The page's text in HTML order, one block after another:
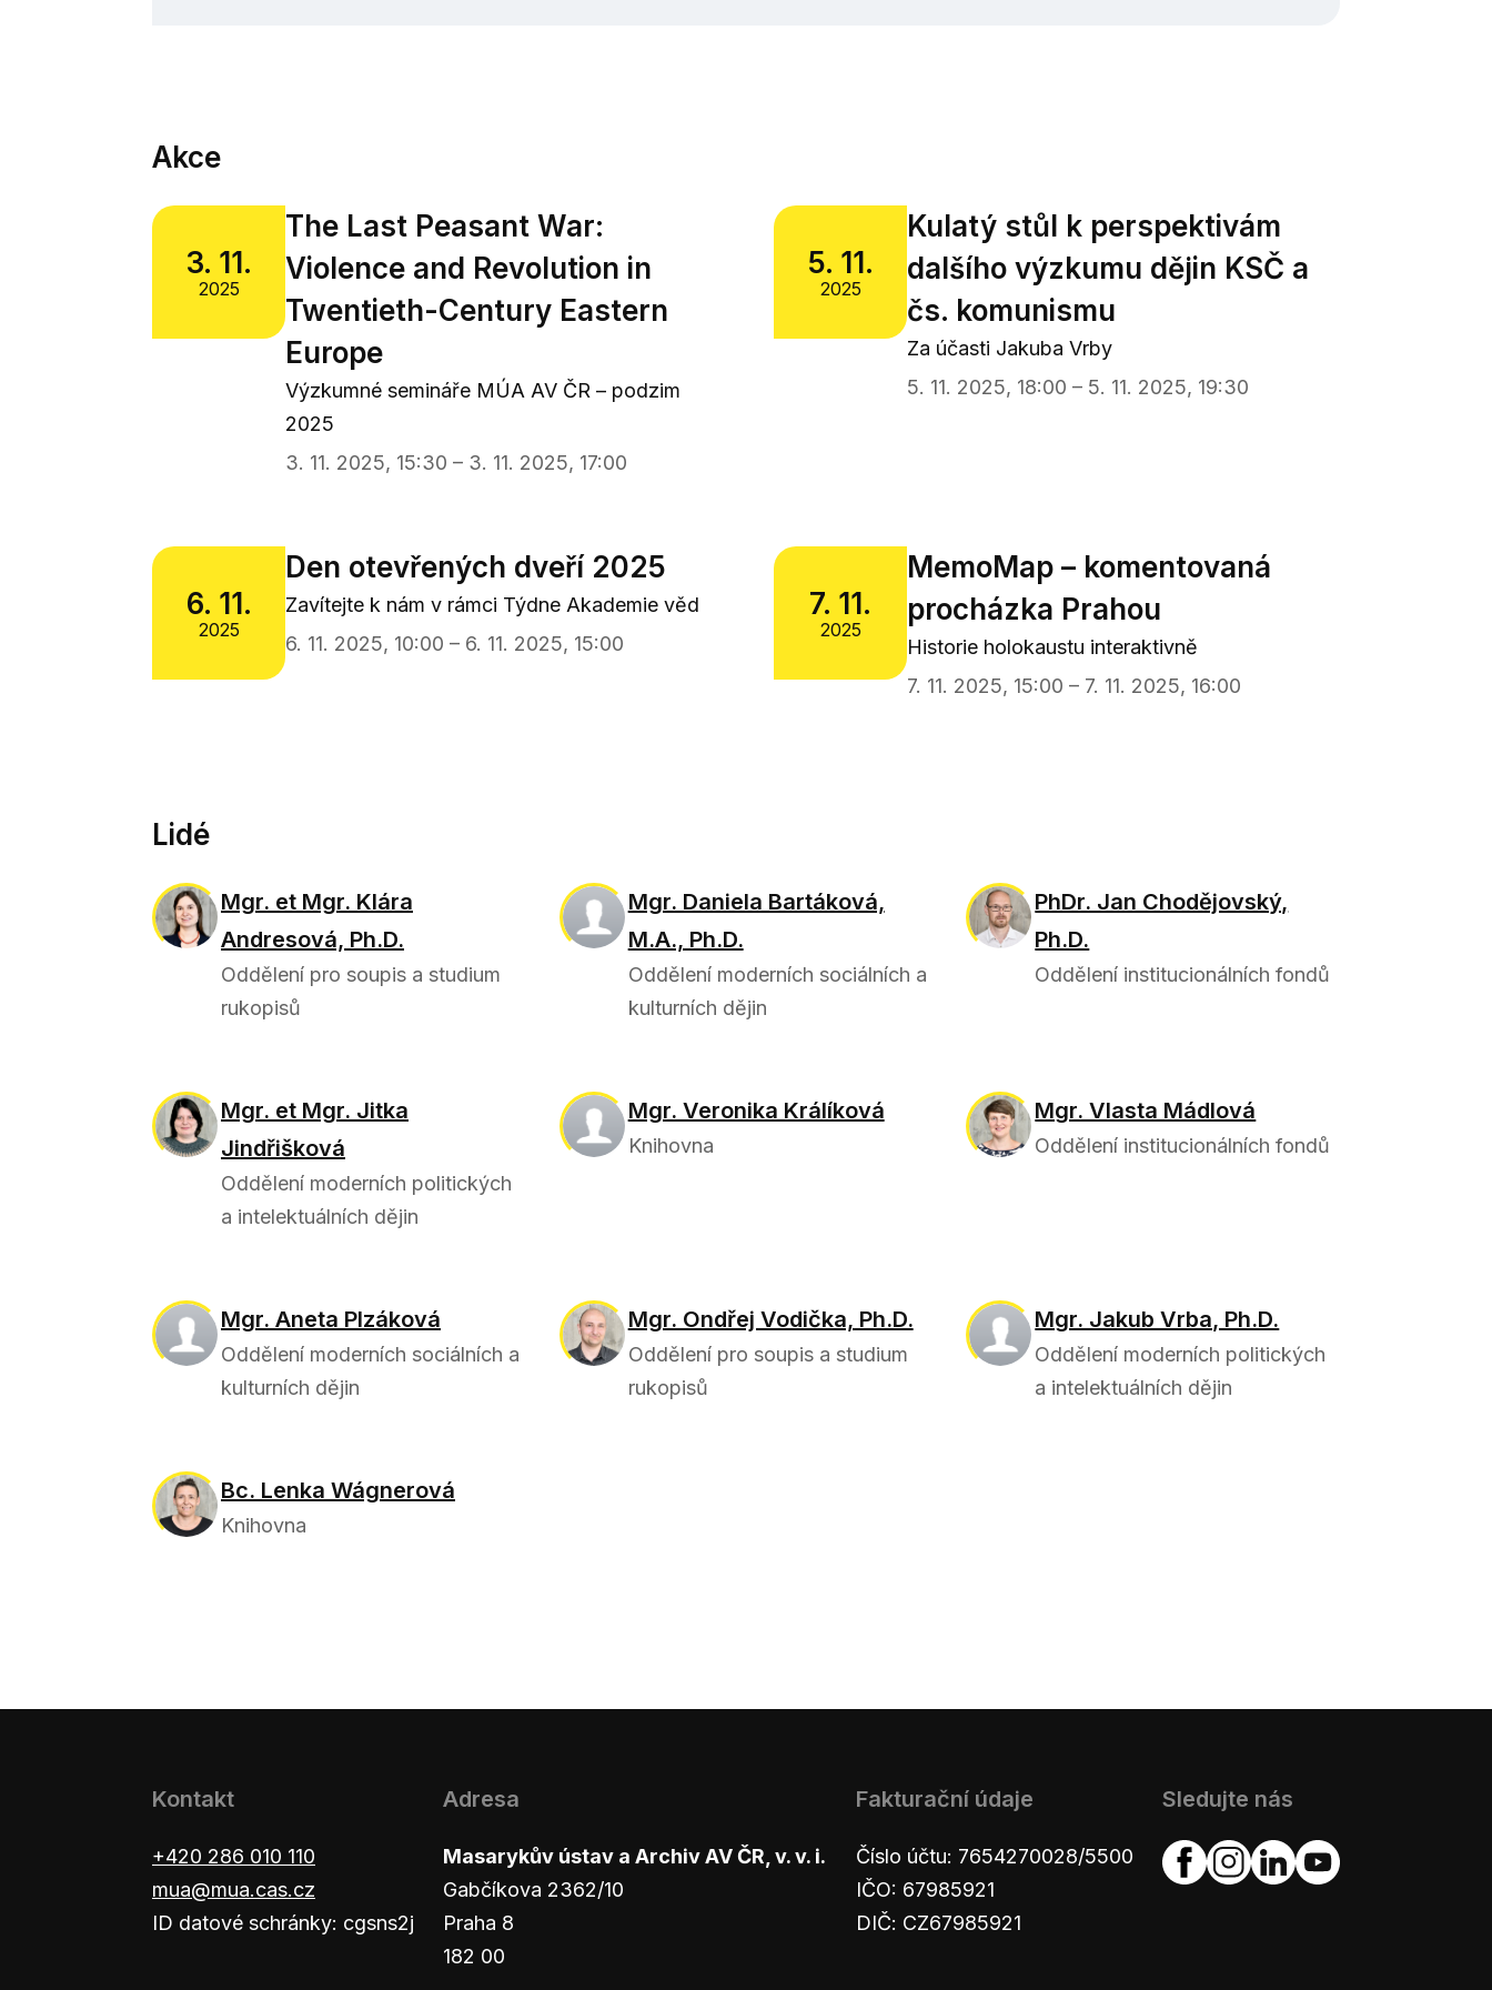
Akce
3. 11.
2025
The Last Peasant War:
Violence and Revolution in
Twentieth-Century Eastern
Europe
Výzkumné semináře MÚA AV ČR – podzim
2025
3. 11. 2025, 15:30 – 3. 11. 2025, 17:00
5. 11.
2025
Kulatý stůl k perspektivám
dalšího výzkumu dějin KSČ a
čs. komunismu
Za účasti Jakuba Vrby
5. 11. 2025, 18:00 – 5. 11. 2025, 19:30
6. 11.
2025
Den otevřených dveří 2025
Zavítejte k nám v rámci Týdne Akademie věd
6. 11. 2025, 10:00 – 6. 11. 2025, 15:00
7. 11.
2025
MemoMap – komentovaná
procházka Prahou
Historie holokaustu interaktivně
7. 11. 2025, 15:00 – 7. 11. 2025, 16:00
Lidé
Mgr. et Mgr. Klára
Andresová, Ph.D.
Oddělení pro soupis a studium
rukopisů
Mgr. Daniela Bartáková,
M.A., Ph.D.
Oddělení moderních sociálních a
kulturních dějin
PhDr. Jan Chodějovský,
Ph.D.
Oddělení institucionálních fondů
Mgr. et Mgr. Jitka
Jindřišková
Oddělení moderních politických
a intelektuálních dějin
Mgr. Veronika Králíková
Knihovna
Mgr. Vlasta Mádlová
Oddělení institucionálních fondů
Mgr. Aneta Plzáková
Oddělení moderních sociálních a
kulturních dějin
Mgr. Ondřej Vodička, Ph.D.
Oddělení pro soupis a studium
rukopisů
Mgr. Jakub Vrba, Ph.D.
Oddělení moderních politických
a intelektuálních dějin
Bc. Lenka Wágnerová
Knihovna
Kontakt
+420 286 010 110
mua@mua.cas.cz
ID datové schránky: cgsns2j
Adresa
Masarykův ústav a Archiv AV ČR, v. v. i.
Gabčíkova 2362/10
Praha 8
182 00
Fakturační údaje
Číslo účtu: 7654270028/5500
IČO: 67985921
DIČ: CZ67985921
Sledujte nás